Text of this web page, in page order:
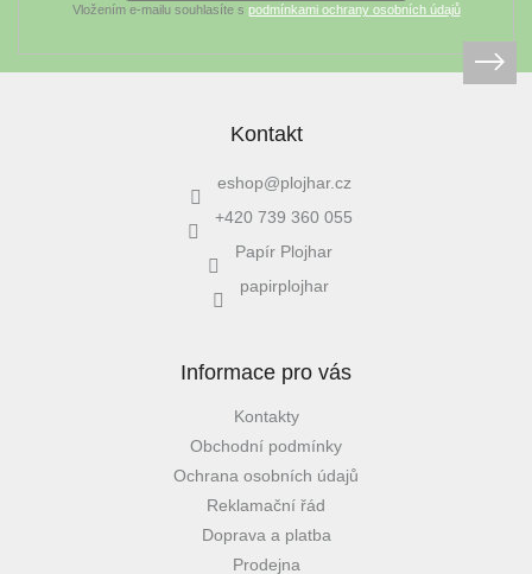
Vložením e-mailu souhlasíte s podmínkami ochrany osobních údajů
Kontakt
eshop@plojhar.cz
+420 739 360 055
Papír Plojhar
papirplojhar
Informace pro vás
Kontakty
Obchodní podmínky
Ochrana osobních údajů
Reklamační řád
Doprava a platba
Prodejna